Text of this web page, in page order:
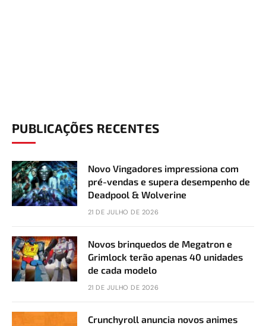
PUBLICAÇÕES RECENTES
Novo Vingadores impressiona com
pré-vendas e supera desempenho de
Deadpool & Wolverine
21 DE JULHO DE 2026
Novos brinquedos de Megatron e
Grimlock terão apenas 40 unidades
de cada modelo
21 DE JULHO DE 2026
Crunchyroll anuncia novos animes